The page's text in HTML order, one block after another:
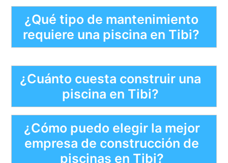
¿Qué tipo de mantenimiento
requiere una piscina en Tibi?
¿Cuánto cuesta construir una
piscina en Tibi?
¿Cómo puedo elegir la mejor
empresa de construcción de
piscinas en Tibi?